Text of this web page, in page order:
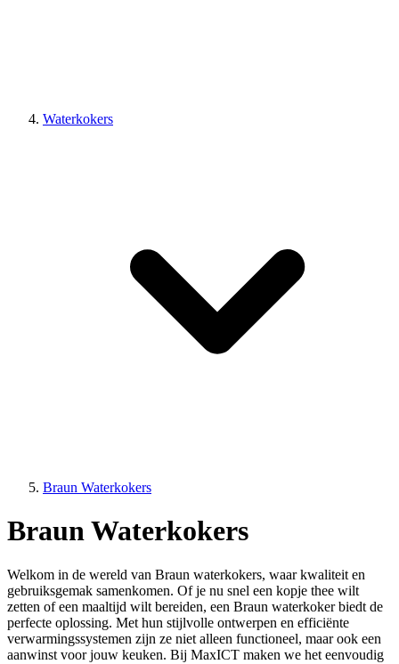
Waterkokers
Braun Waterkokers
Braun Waterkokers
Welkom in de wereld van Braun waterkokers, waar kwaliteit en
gebruiksgemak samenkomen. Of je nu snel een kopje thee wilt
zetten of een maaltijd wilt bereiden, een Braun waterkoker biedt de
perfecte oplossing. Met hun stijlvolle ontwerpen en efficiënte
verwarmingssystemen zijn ze niet alleen functioneel, maar ook een
aanwinst voor jouw keuken. Bij MaxICT maken we het eenvoudig